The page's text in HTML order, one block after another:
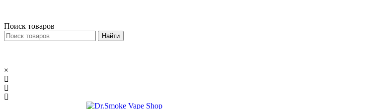
Поиск товаров
×